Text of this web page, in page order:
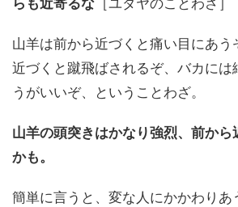
らも近寄るな ［ユダヤのことわざ］
山羊は前から近づくと痛い目にあう
近づくと蹴飛ばされるぞ、バカには
うがいいぞ、ということわざ。
山羊の頭突きはかなり強烈、前から
かも。
簡単に言うと、変な人にかかわりあ